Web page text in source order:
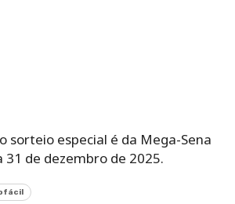
sorteio especial é da Mega-Sena
31 de dezembro de 2025.